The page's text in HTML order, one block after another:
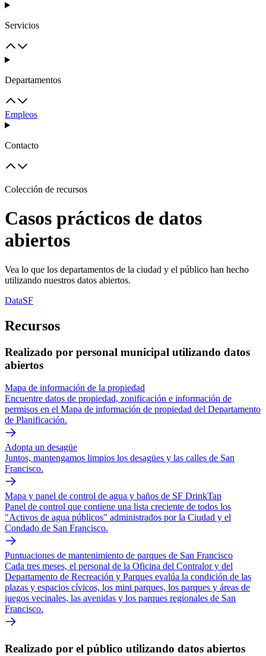
Servicios
Departamentos
Empleos
Contacto
Colección de recursos
Casos prácticos de datos
abiertos
Vea lo que los departamentos de la ciudad y el público han hecho
utilizando nuestros datos abiertos.
DataSF
Recursos
Realizado por personal municipal utilizando datos
abiertos
Mapa de información de la propiedad
Encuentre datos de propiedad, zonificación e información de
permisos en el Mapa de información de propiedad del Departamento
de Planificación.
Adopta un desagüe
Juntos, mantengamos limpios los desagües y las calles de San
Francisco.
Mapa y panel de control de agua y baños de SF DrinkTap
Panel de control que contiene una lista creciente de todos los
"Activos de agua públicos" administrados por la Ciudad y el
Condado de San Francisco.
Puntuaciones de mantenimiento de parques de San Francisco
Cada tres meses, el personal de la Oficina del Contralor y del
Departamento de Recreación y Parques evalúa la condición de las
plazas y espacios cívicos, los mini parques, los parques y áreas de
juegos vecinales, las avenidas y los parques regionales de San
Francisco.
Realizado por el público utilizando datos abiertos